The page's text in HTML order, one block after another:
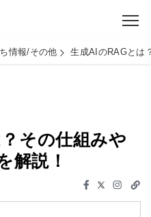
情報/その他 生成AIのRAGとは
その仕組みや
解説！